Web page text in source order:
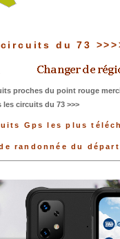
du 73
proches du point rouge
les circuits du 73 >>>
Gps les plus
randonnée du